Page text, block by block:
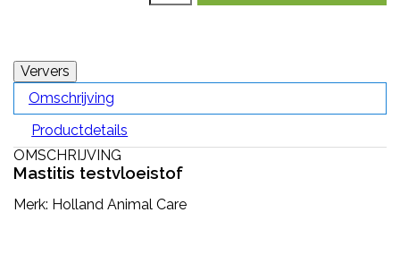
Omschrijving
Productdetails
OMSCHRIJVING
Mastitis testvloeistof
Merk: Holland Animal Care